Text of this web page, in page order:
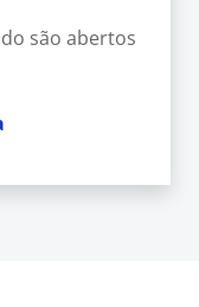
são abertos